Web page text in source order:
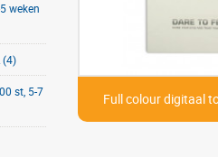
weken
(4)
st, 5-7
Full colour digitaal